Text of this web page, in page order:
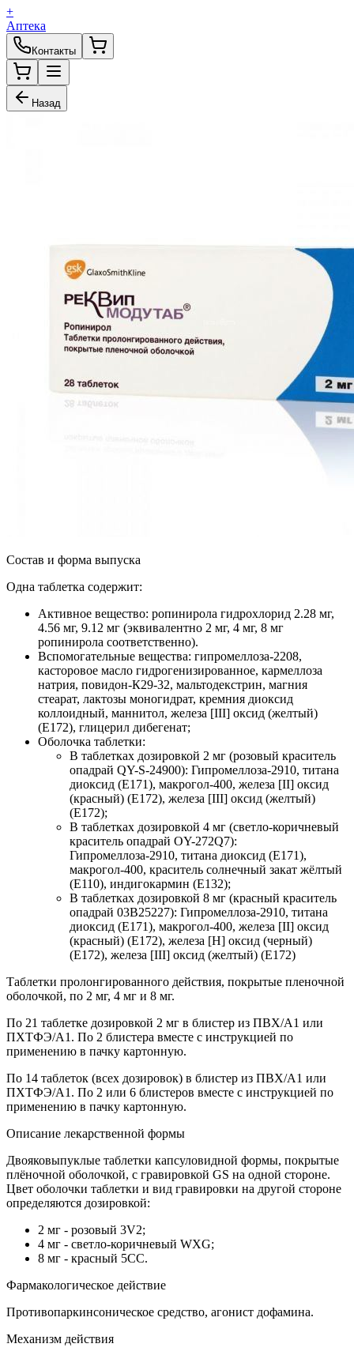
+
Аптека
Контакты
Назад
Состав и форма выпуска
Одна таблетка содержит:
Активное вещество: ропинирола гидрохлорид 2.28 мг,
4.56 мг, 9.12 мг (эквивалентно 2 мг, 4 мг, 8 мг
ропинирола соответственно).
Вспомогательные вещества: гипромеллоза-2208,
касторовое масло гидрогенизированное, кармеллоза
натрия, повидон-К29-32, мальтодекстрин, магния
стеарат, лактозы моногидрат, кремния диоксид
коллоидный, маннитол, железа [III] оксид (желтый)
(Е172), глицерил дибегенат;
Оболочка таблетки:
В таблетках дозировкой 2 мг (розовый краситель
опадрай QY-S-24900): Гипромеллоза-2910, титана
диоксид (Е171), макрогол-400, железа [II] оксид
(красный) (Е172), железа [III] оксид (желтый)
(Е172);
В таблетках дозировкой 4 мг (светло-коричневый
краситель опадрай OY-272Q7):
Гипромеллоза-2910, титана диоксид (Е171),
макрогол-400, краситель солнечный закат жёлтый
(Е110), индигокармин (Е132);
В таблетках дозировкой 8 мг (красный краситель
опадрай 03В25227): Гипромеллоза-2910, титана
диоксид (Е171), макрогол-400, железа [II] оксид
(красный) (Е172), железа [Н] оксид (черный)
(Е172), железа [III] оксид (желтый) (Е172)
Таблетки пролонгированного действия, покрытые пленочной
оболочкой, по 2 мг, 4 мг и 8 мг.
По 21 таблетке дозировкой 2 мг в блистер из ПВХ/А1 или
ПХТФЭ/А1. По 2 блистера вместе с инструкцией по
применению в пачку картонную.
По 14 таблеток (всех дозировок) в блистер из ПВХ/А1 или
ПХТФЭ/А1. По 2 или 6 блистеров вместе с инструкцией по
применению в пачку картонную.
Описание лекарственной формы
Двояковыпуклые таблетки капсуловидной формы, покрытые
плёночной оболочкой, с гравировкой GS на одной стороне.
Цвет оболочки таблетки и вид гравировки на другой стороне
определяются дозировкой:
2 мг - розовый 3V2;
4 мг - светло-коричневый WXG;
8 мг - красный 5СС.
Фармакологическое действие
Противопаркинсоническое средство, агонист дофамина.
Механизм действия